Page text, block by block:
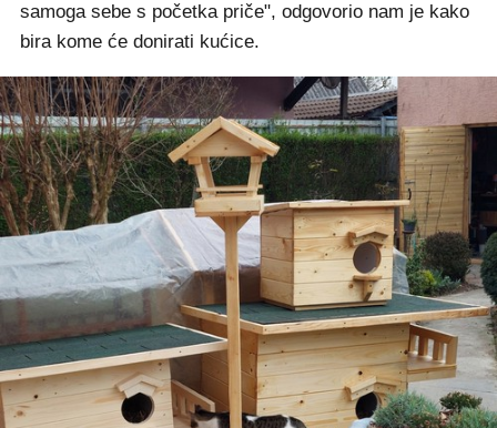
samoga sebe s početka priče", odgovorio nam je kako
bira kome će donirati kućice.